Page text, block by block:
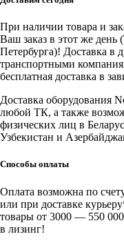
При наличии товара и
Ваш заказ в этот же
Петербурга)! Доставка в
транспортными
бесплатная доставка в
Доставка оборудования
любой ТК, а также
физических лиц в
Узбекистан и
Способы оплаты
Оплата возможна по
или при доставке
товары от 3000 — 550
в лизинг!